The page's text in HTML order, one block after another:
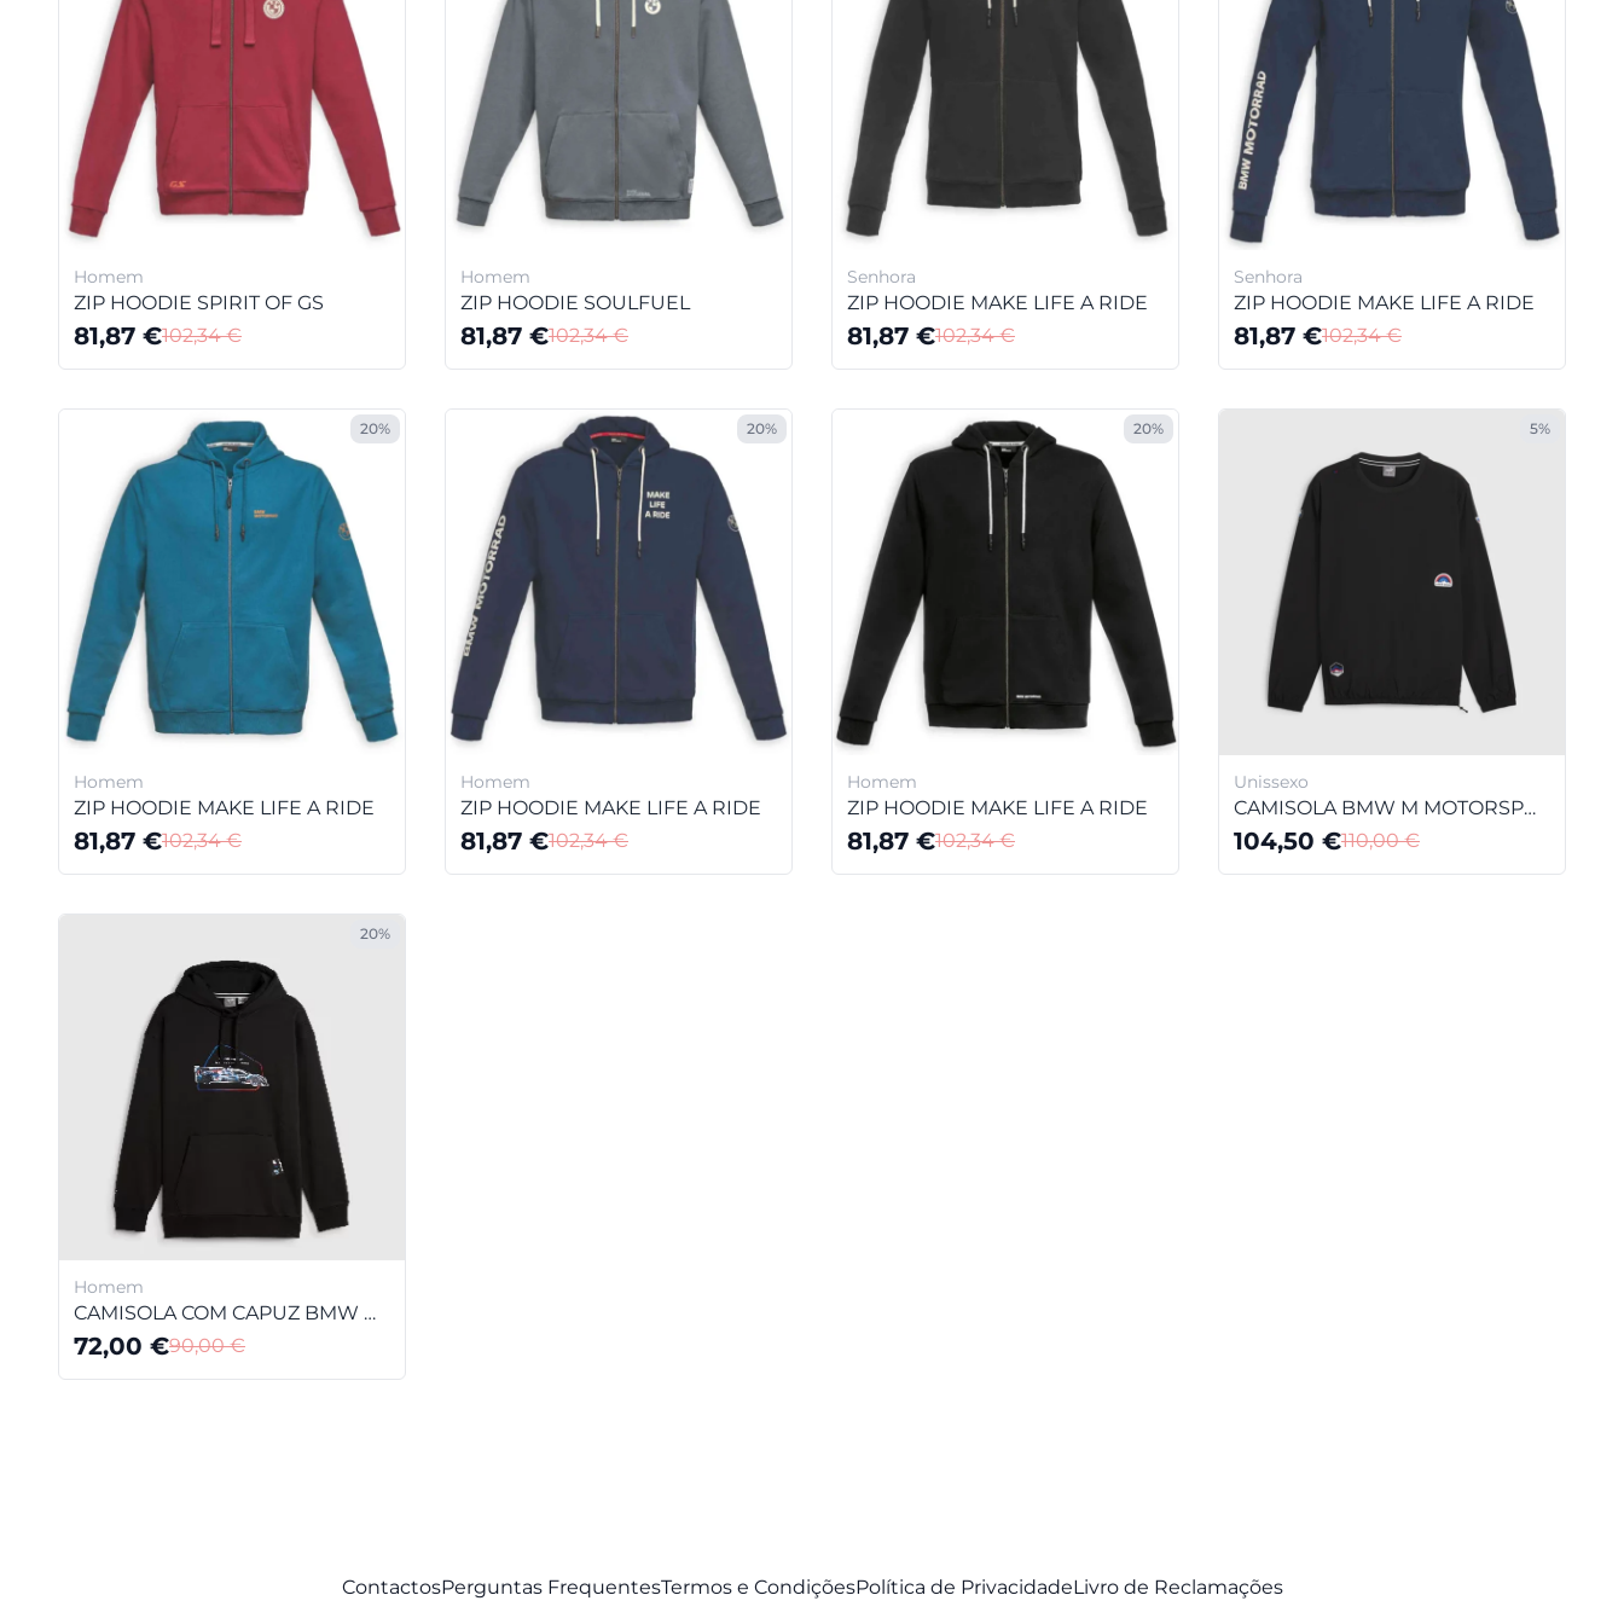
Homem
ZIP HOODIE SPIRIT OF GS
81,87 €102,34€
Homem
ZIP HOODIE SOULFUEL
81,87 €102,34€
Senhora
ZIP HOODIE MAKE LIFE A RIDE
81,87 €102,34€
Senhora
ZIP HOODIE MAKE LIFE A RIDE
81,87 €102,34€
20%
Homem
ZIP HOODIE MAKE LIFE A RIDE
81,87 €102,34€
20%
Homem
ZIP HOODIE MAKE LIFE A RIDE
81,87 €102,34€
20%
Homem
ZIP HOODIE MAKE LIFE A RIDE
81,87 €102,34€
5%
Unissexo
CAMISOLA BMW M MOTORSPORT "CGS" UNISSEXO
104,50 €110,00€
20%
Homem
CAMISOLA COM CAPUZ BMW M MOTORSPORT CAR GRAPHIC PARA HOMEM
72,00 €90,00€
ContactosPerguntas FrequentesTermos e CondiçõesPolítica de PrivacidadeLivro de Reclamações